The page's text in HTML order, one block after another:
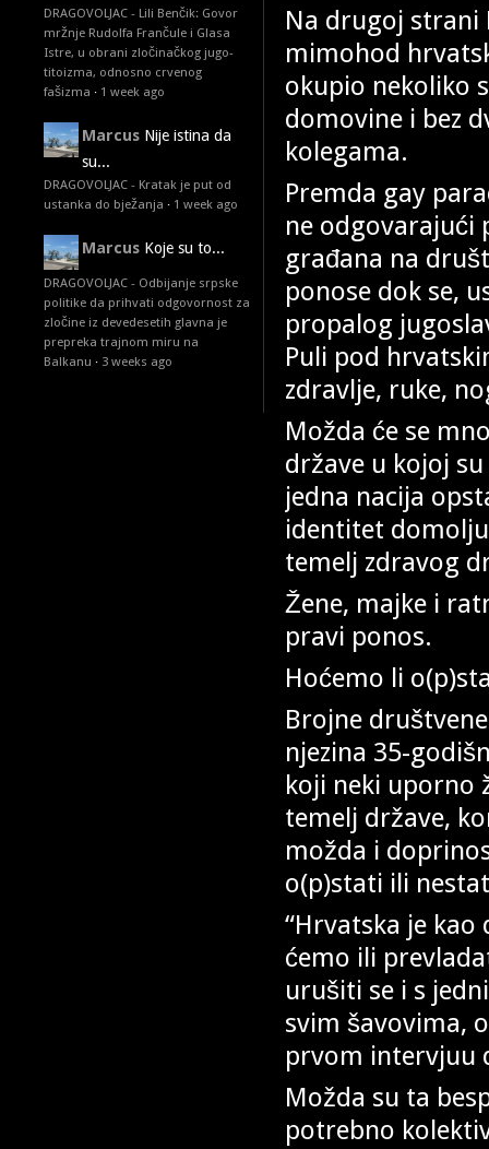
DRAGOVOLJAC - Lili Benčik: Govor
mržnje Rudolfa Frančule i Glasa
Istre, u obrani zločinačkog jugo-
titoizma, odnosno crvenog
fašizma · 1 week ago
Marcus Nije istina da
su...
DRAGOVOLJAC - Kratak je put od
ustanka do bježanja · 1 week ago
Marcus Koje su to...
DRAGOVOLJAC - Odbijanje srpske
politike da prihvati odgovornost za
zločine iz devedesetih glavna je
prepreka trajnom miru na
Balkanu · 3 weeks ago
Na drugoj strani
mimohod
okupio nekoliko
domovine i bez
kolegama.
Premda gay
ne odgovarajući
građana na
ponose dok se,
propalog
Puli pod
zdravlje, ruke,
Možda će se
države u kojoj
jedna nacija
identitet
temelj zdravog
Žene, majke i
pravi ponos.
Hoćemo li
Brojne
njezina 35-
koji neki uporno
temelj države,
možda i
o(p)stati ili
“Hrvatska je
ćemo ili
urušiti se i s
svim šavovima,
prvom intervjuu
Možda su ta
potrebno